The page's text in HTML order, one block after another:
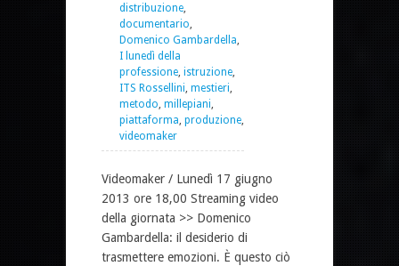
distribuzione,
documentario,
Domenico Gambardella,
I lunedì della
professione, istruzione,
ITS Rossellini, mestieri,
metodo, millepiani,
piattaforma, produzione,
videomaker
Videomaker / Lunedì 17 giugno
2013 ore 18,00 Streaming video
della giornata >> Domenico
Gambardella: il desiderio di
trasmettere emozioni. È questo ciò